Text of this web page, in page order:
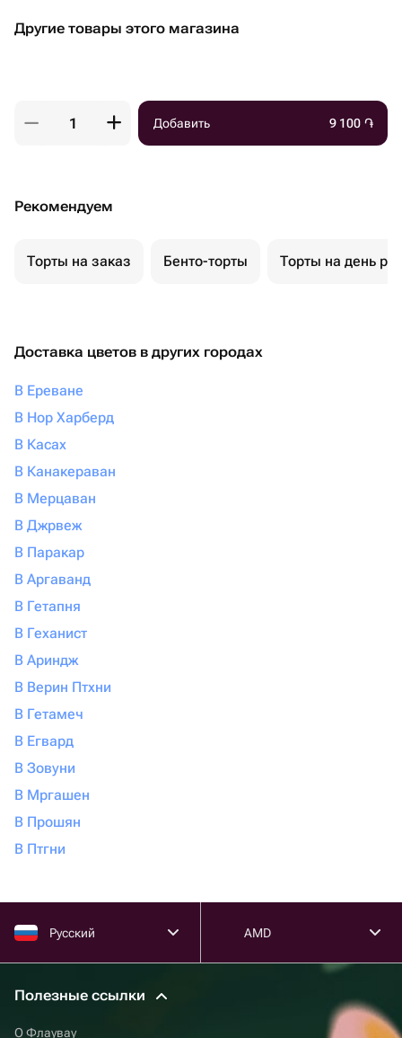
Другие товары этого магазина
Добавить 9 100 ֏
Рекомендуем
Торты на заказ Бенто-торты Торты на день
Доставка цветов в других городах
В Ереване
В Нор Харберд
В Касах
В Канакераван
В Мерцаван
В Джрвеж
В Паракар
В Аргаванд
В Гетапня
В Геханист
В Ариндж
В Верин Птхни
В Гетамеч
В Егвард
В Зовуни
В Мргашен
В Прошян
В Птгни
Русский AMD
Полезные ссылки
О Флаувау